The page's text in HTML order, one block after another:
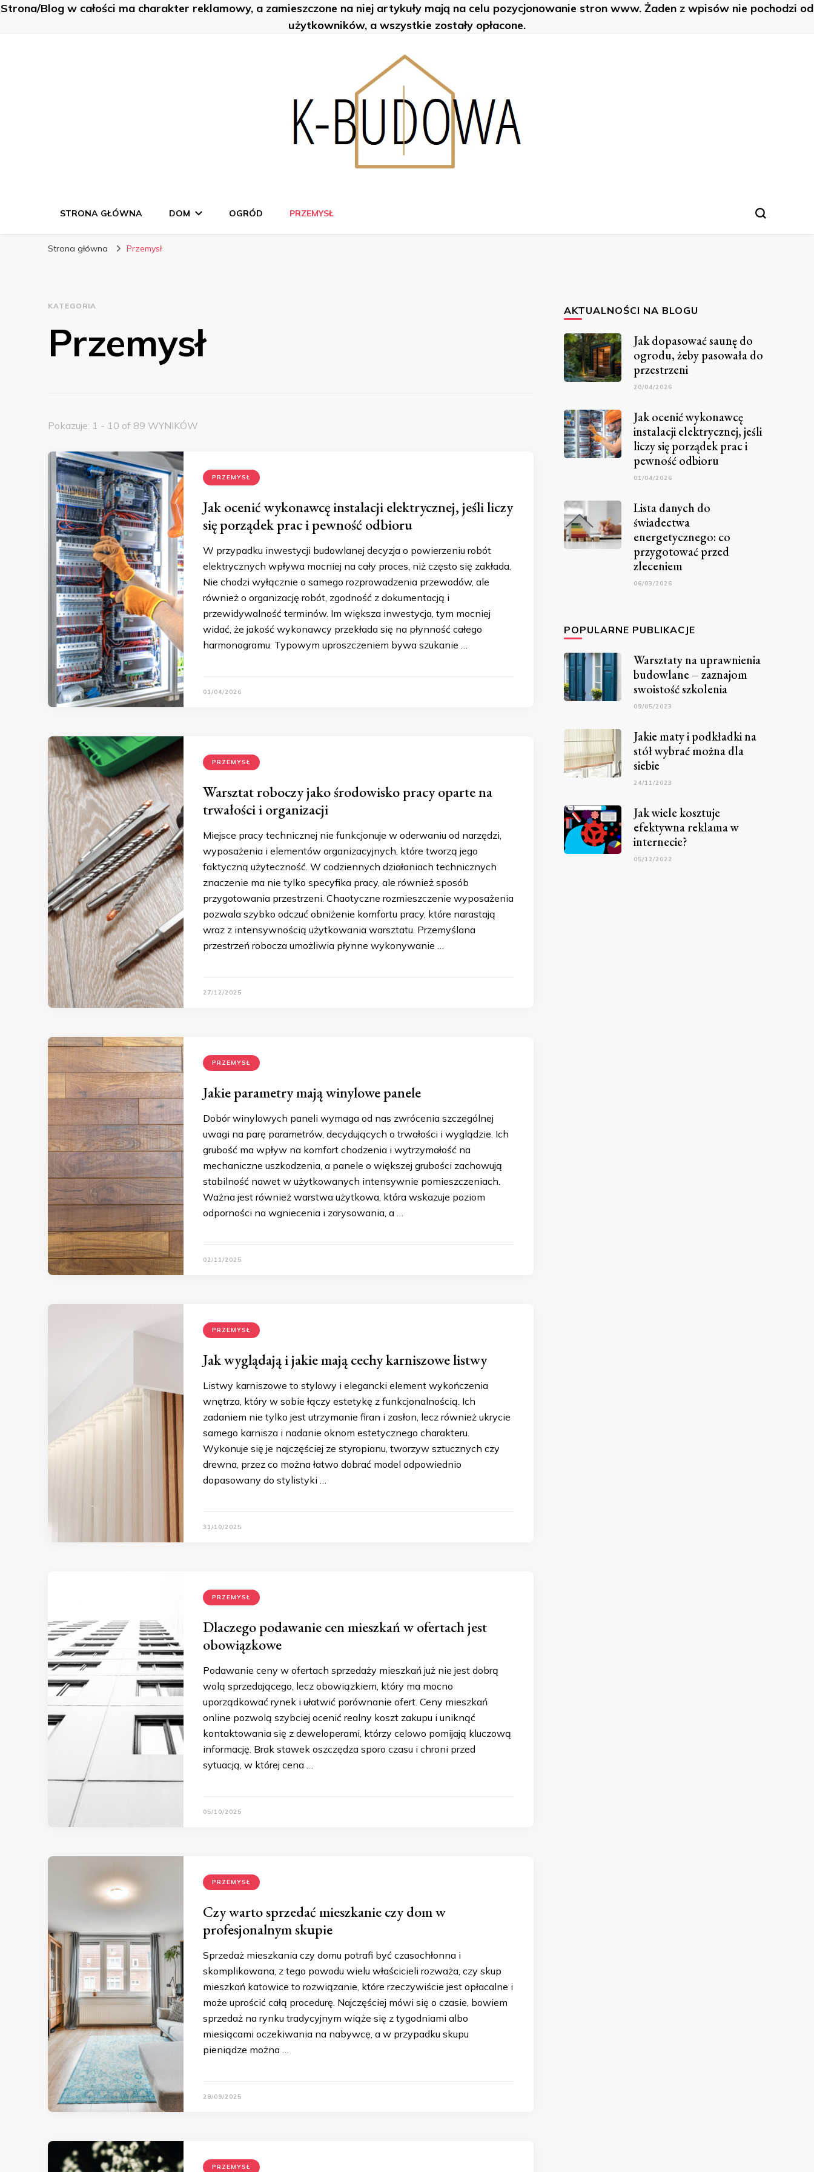
Strona/Blog w całości ma charakter reklamowy, a zamieszczone na niej artykuły mają na celu pozycjonowanie stron www. Żaden z wpisów nie pochodzi od
użytkowników, a wszystkie zostały opłacone.
K-Budowa
STRONA GŁÓWNA DOM OGRÓD PRZEMYSŁ
Strona główna Przemysł
KATEGORIA
Przemysł
Pokazuje: 1 - 10 of 89 WYNIKÓW
PRZEMYSŁ
Jak ocenić wykonawcę instalacji elektrycznej, jeśli liczy
się porządek prac i pewność odbioru
W przypadku inwestycji budowlanej decyzja o powierzeniu robót
elektrycznych wpływa mocniej na cały proces, niż często się zakłada.
Nie chodzi wyłącznie o samego rozprowadzenia przewodów, ale
również o organizację robót, zgodność z dokumentacją i
przewidywalność terminów. Im większa inwestycja, tym mocniej
widać, że jakość wykonawcy przekłada się na płynność całego
harmonogramu. Typowym uproszczeniem bywa szukanie …
01/04/2026
PRZEMYSŁ
Warsztat roboczy jako środowisko pracy oparte na
trwałości i organizacji
Miejsce pracy technicznej nie funkcjonuje w oderwaniu od narzędzi,
wyposażenia i elementów organizacyjnych, które tworzą jego
faktyczną użyteczność. W codziennych działaniach technicznych
znaczenie ma nie tylko specyfika pracy, ale również sposób
przygotowania przestrzeni. Chaotyczne rozmieszczenie wyposażenia
pozwala szybko odczuć obniżenie komfortu pracy, które narastają
wraz z intensywnością użytkowania warsztatu. Przemyślana
przestrzeń robocza umożliwia płynne wykonywanie …
27/12/2025
PRZEMYSŁ
Jakie parametry mają winylowe panele
Dobór winylowych paneli wymaga od nas zwrócenia szczególnej
uwagi na parę parametrów, decydujących o trwałości i wyglądzie. Ich
grubość ma wpływ na komfort chodzenia i wytrzymałość na
mechaniczne uszkodzenia, a panele o większej grubości zachowują
stabilność nawet w użytkowanych intensywnie pomieszczeniach.
Ważna jest również warstwa użytkowa, która wskazuje poziom
odporności na wgniecenia i zarysowania, a …
02/11/2025
PRZEMYSŁ
Jak wyglądają i jakie mają cechy karniszowe listwy
Listwy karniszowe to stylowy i elegancki element wykończenia
wnętrza, który w sobie łączy estetykę z funkcjonalnością. Ich
zadaniem nie tylko jest utrzymanie firan i zasłon, lecz również ukrycie
samego karnisza i nadanie oknom estetycznego charakteru.
Wykonuje się je najczęściej ze styropianu, tworzyw sztucznych czy
drewna, przez co można łatwo dobrać model odpowiednio
dopasowany do stylistyki …
31/10/2025
PRZEMYSŁ
Dlaczego podawanie cen mieszkań w ofertach jest
obowiązkowe
Podawanie ceny w ofertach sprzedaży mieszkań już nie jest dobrą
wolą sprzedającego, lecz obowiązkiem, który ma mocno
uporządkować rynek i ułatwić porównanie ofert. Ceny mieszkań
online pozwolą szybciej ocenić realny koszt zakupu i uniknąć
kontaktowania się z deweloperami, którzy celowo pomijają kluczową
informację. Brak stawek oszczędza sporo czasu i chroni przed
sytuacją, w której cena …
05/10/2025
PRZEMYSŁ
Czy warto sprzedać mieszkanie czy dom w
profesjonalnym skupie
Sprzedaż mieszkania czy domu potrafi być czasochłonna i
skomplikowana, z tego powodu wielu właścicieli rozważa, czy skup
mieszkań katowice to rozwiązanie, które rzeczywiście jest opłacalne i
może uprościć całą procedurę. Najczęściej mówi się o czasie, bowiem
sprzedaż na rynku tradycyjnym wiąże się z tygodniami albo
miesiącami oczekiwania na nabywcę, a w przypadku skupu
pieniądze można …
28/09/2025
PRZEMYSŁ
AKTUALNOŚCI NA BLOGU
Jak dopasować saunę do
ogrodu, żeby pasowała do
przestrzeni
20/04/2026
Jak ocenić wykonawcę
instalacji elektrycznej, jeśli
liczy się porządek prac i
pewność odbioru
01/04/2026
Lista danych do
świadectwa
energetycznego: co
przygotować przed
zleceniem
06/03/2026
POPULARNE PUBLIKACJE
Warsztaty na uprawnienia
budowlane – zaznajom
swoistość szkolenia
09/05/2023
Jakie maty i podkładki na
stół wybrać można dla
siebie
24/11/2023
Jak wiele kosztuje
efektywna reklama w
internecie?
05/12/2022